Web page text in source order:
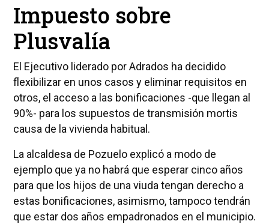
Impuesto sobre
Plusvalía
El Ejecutivo liderado por Adrados ha decidido
flexibilizar en unos casos y eliminar requisitos en
otros, el acceso a las bonificaciones -que llegan al
90%- para los supuestos de transmisión mortis
causa de la vivienda habitual.
La alcaldesa de Pozuelo explicó a modo de
ejemplo que ya no habrá que esperar cinco años
para que los hijos de una viuda tengan derecho a
estas bonificaciones, asimismo, tampoco tendrán
que estar dos años empadronados en el municipio.